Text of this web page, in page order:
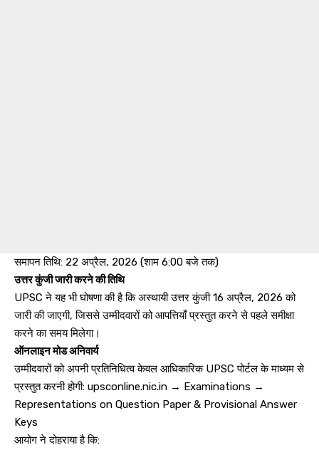
समापन तिथि: 22 अप्रैल, 2026 (शाम 6:00 बजे तक)
उत्तर कुंजी जारी करने की तिथि
UPSC ने यह भी घोषणा की है कि अस्थायी उत्तर कुंजी 16 अप्रैल, 2026 को
जारी की जाएगी, जिससे उम्मीदवारों को आपत्तियाँ प्रस्तुत करने से पहले समीक्षा
करने का समय मिलेगा।
ऑनलाइन मोड अनिवार्य
उम्मीदवारों को अपनी प्रतिनिधित्व केवल आधिकारिक UPSC पोर्टल के माध्यम से
प्रस्तुत करनी होगी: upsconline.nic.in → Examinations →
Representations on Question Paper & Provisional Answer
Keys
आयोग ने दोहराया है कि: